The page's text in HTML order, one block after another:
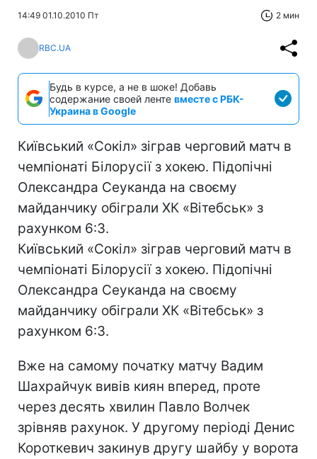
14:49 01.10.2010 Пт 2 мин
RBC.UA
Будь в курсе, а не в шоке! Добавь
содержание своей ленте вместе с РБК-
Украина в Google
Київський «Сокіл» зіграв черговий матч в
чемпіонаті Білорусії з хокею. Підопічні
Олександра Сеуканда на своєму
майданчику обіграли ХК «Вітебськ» з
рахунком 6:3.
Київський «Сокіл» зіграв черговий матч в
чемпіонаті Білорусії з хокею. Підопічні
Олександра Сеуканда на своєму
майданчику обіграли ХК «Вітебськ» з
рахунком 6:3.
Вже на самому початку матчу Вадим
Шахрайчук вивів киян вперед, проте
через десять хвилин Павло Волчек
зрівняв рахунок. У другому періоді Денис
Короткевич закинув другу шайбу у ворота